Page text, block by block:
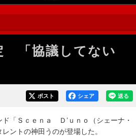
「協議してない
送る
シェア
ポスト
「Ｓｃｅｎａ Ｄ’ｕｎｏ（シェーナ・
ントの神田うのが登場した。